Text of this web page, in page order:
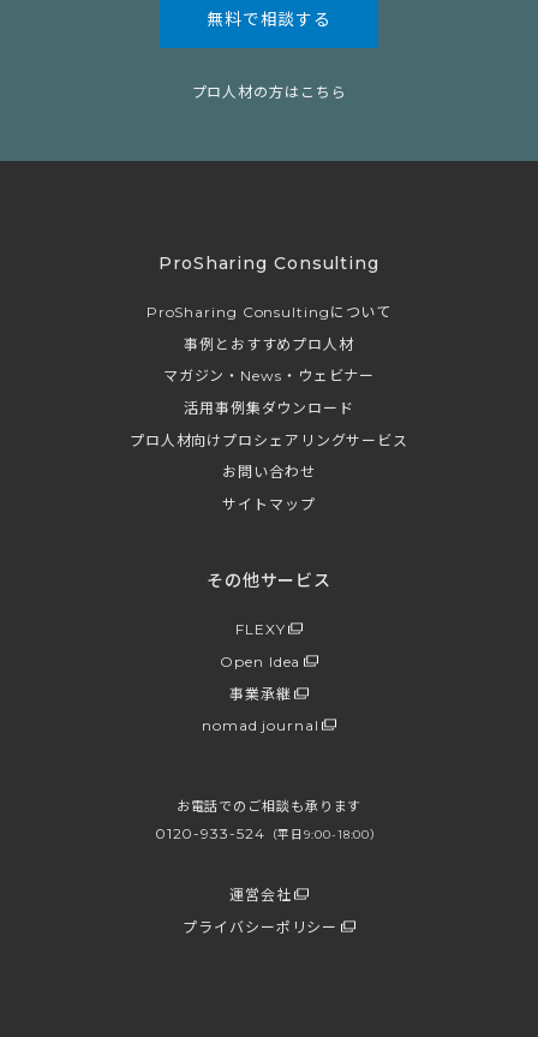
無料で相談する
プロ人材の方はこちら
ProSharing Consulting
ProSharing Consultingについて
事例とおすすめプロ人材
マガジン・News・ウェビナー
活用事例集ダウンロード
プロ人材向けプロシェアリングサービス
お問い合わせ
サイトマップ
その他サービス
FLEXY
Open Idea
事業承継
nomad journal
お電話でのご相談も承ります
0120-933-524 （平日9:00-18:00）
運営会社
プライバシーポリシー